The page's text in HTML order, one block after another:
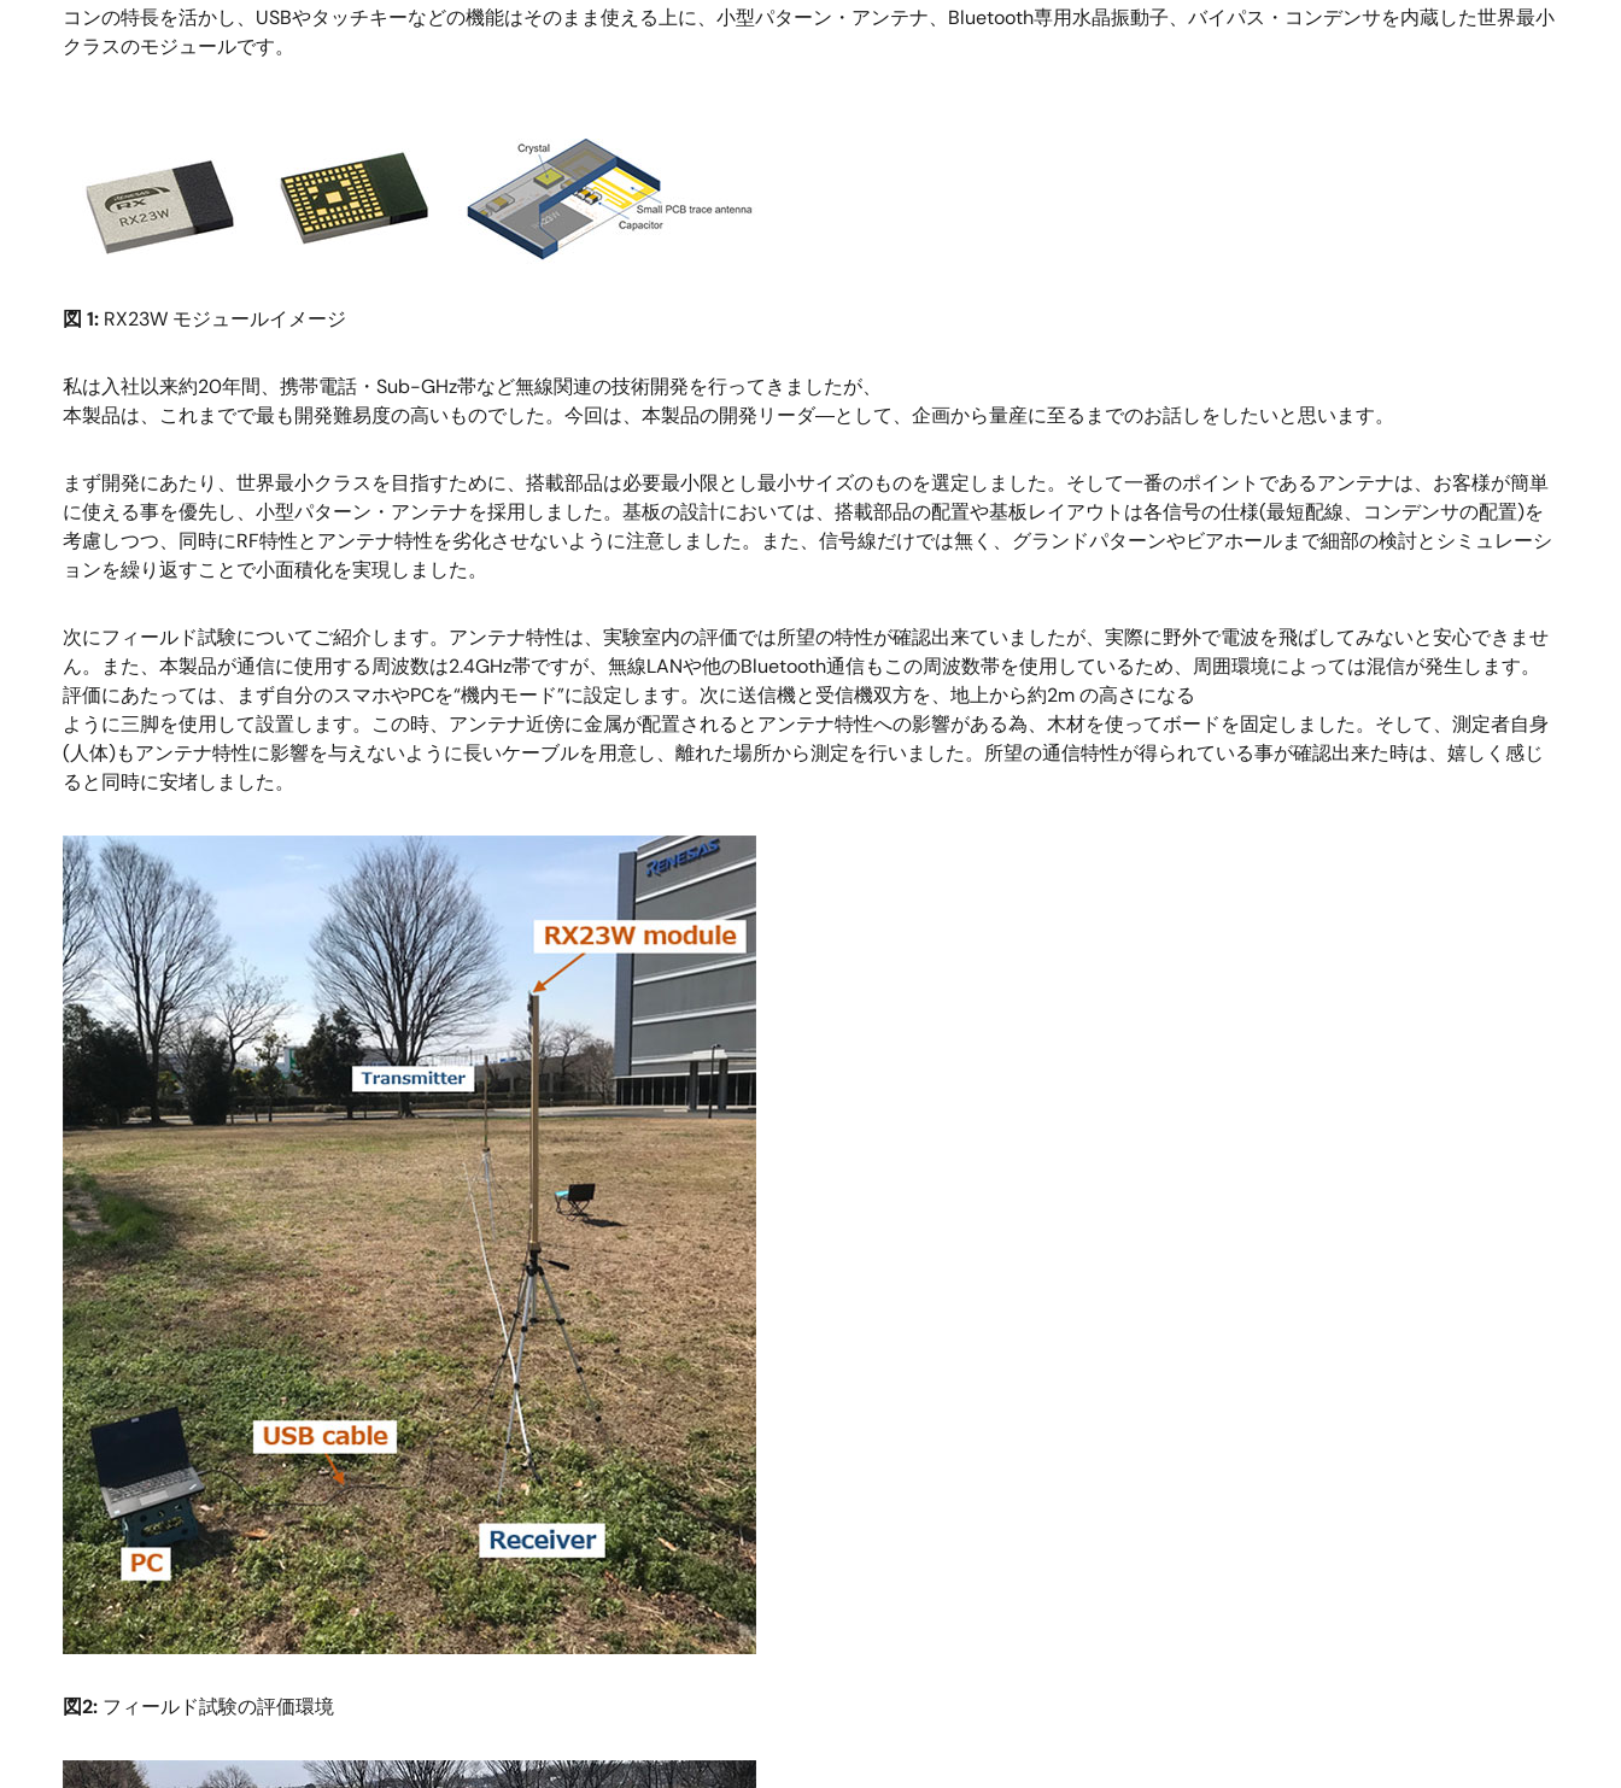
コンの特長を活かし、USBやタッチキーなどの機能はそのまま使える上に、小型パターン・アンテナ、Bluetooth専用水晶振動子、バイパス・コンデンサを内蔵した世界最小
クラスのモジュールです。
図 1: RX23W モジュールイメージ
私は入社以来約20年間、携帯電話・Sub-GHz帯など無線関連の技術開発を行ってきましたが、
本製品は、これまでで最も開発難易度の高いものでした。今回は、本製品の開発リーダ―として、企画から量産に至るまでのお話しをしたいと思います。
まず開発にあたり、世界最小クラスを目指すために、搭載部品は必要最小限とし最小サイズのものを選定しました。そして一番のポイントであるアンテナは、お客様が簡単
に使える事を優先し、小型パターン・アンテナを採用しました。基板の設計においては、搭載部品の配置や基板レイアウトは各信号の仕様(最短配線、コンデンサの配置)を
考慮しつつ、同時にRF特性とアンテナ特性を劣化させないように注意しました。また、信号線だけでは無く、グランドパターンやビアホールまで細部の検討とシミュレーシ
ョンを繰り返すことで小面積化を実現しました。
次にフィールド試験についてご紹介します。アンテナ特性は、実験室内の評価では所望の特性が確認出来ていましたが、実際に野外で電波を飛ばしてみないと安心できませ
ん。また、本製品が通信に使用する周波数は2.4GHz帯ですが、無線LANや他のBluetooth通信もこの周波数帯を使用しているため、周囲環境によっては混信が発生します。
評価にあたっては、まず自分のスマホやPCを“機内モード”に設定します。次に送信機と受信機双方を、地上から約2m の高さになる
ように三脚を使用して設置します。この時、アンテナ近傍に金属が配置されるとアンテナ特性への影響がある為、木材を使ってボードを固定しました。そして、測定者自身
(人体)もアンテナ特性に影響を与えないように長いケーブルを用意し、離れた場所から測定を行いました。所望の通信特性が得られている事が確認出来た時は、嬉しく感じ
ると同時に安堵しました。
画
像
図2: フィールド試験の評価環境
画